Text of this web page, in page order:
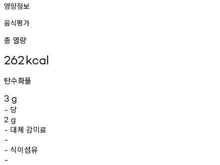
영양정보
음식평가
총 열량
262kcal
탄수화물
3 g
- 당
2 g
- 대체 감미료
-
- 식이섬유
-